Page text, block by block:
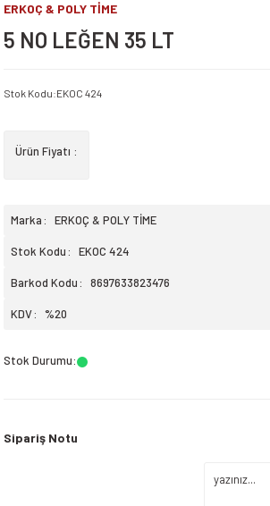
ERKOÇ & POLY TİME
5 NO LEĞEN 35 LT
Stok Kodu:EKOC 424
Ürün Fiyatı :
Marka ERKOÇ & POLY TİME
Stok Kodu EKOC 424
Barkod Kodu 8697633823476
KDV %20
Stok Durumu:
Sipariş Notu